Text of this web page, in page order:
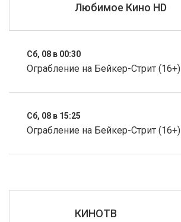
Любимое Кино HD
Сб, 08 в 00:30
Ограбление на Бейкер-Стрит (16+)
Сб, 08 в 15:25
Ограбление на Бейкер-Стрит (16+)
КИНОТВ